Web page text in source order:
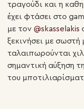
τραγούδι και η
έχει φτάσει στο
με τον @skasselakis
ξεκινήσει με σωστή
ταλαιπωρούνται
σημαντική αύξηση
του